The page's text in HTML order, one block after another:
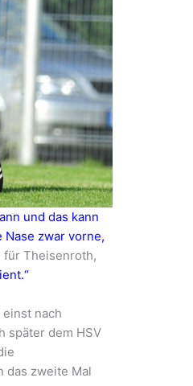
und das kann
Nase zwar vorne,
für Theisenroth,
nach
später dem HSV
das zweite Mal